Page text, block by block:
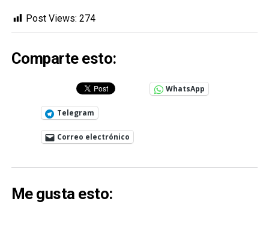
Post Views: 274
Comparte esto:
WhatsApp
Telegram
Correo electrónico
Me gusta esto: